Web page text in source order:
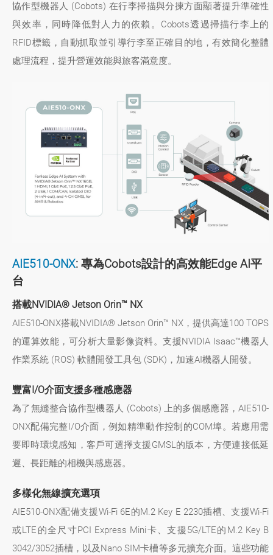
協作型機器人 (Cobots) 在行李掃描與分揀方面顯著提升準確性
與效率，同時降低對人力的依賴。Cobots透過掃描行李上的
RFID標籤，自動抓取並引導行李至正確目的地，有效簡化整體
處理流程，提升營運效能與旅客滿意度。
AIE510-ONX: 專為Cobots設計的高效能Edge AI平
台
搭載NVIDIA® Jetson Orin™ NX
AIE510-ONX搭載NVIDIA® Jetson Orin™ NX，提供高達100 TOPS
的運算效能，可分析大量影像資料。支援NVIDIA Isaac™機器人
作業系統 (ROS) 軟體開發工具包 (SDK)，加速AI機器人開發。
豐富I/O介面支援多種感應器
為了無縫整合協作型機器人 (Cobots) 上的多個感應器，AIE510-
ONX配備完整I/O介面，例如精準動作控制的COM埠。若應用需
要即時環境感知，客戶可選擇支援GMSL的版本，方便連接低延
遲、長距離的相機與感應器。
多樣化無線擴充選項
AIE510-ONX配備支援Wi-Fi 6E的M.2 Key E 2230插槽、支援Wi-Fi
或LTE的全尺寸PCI Express Mini卡、支援5G/LTE的M.2 Key B
3042/3052插槽，以及Nano SIM卡槽等多元擴充介面。這些功能